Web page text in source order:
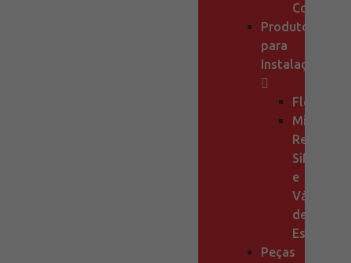
Consumo
Produtos
para
Instalações
Flexíveis
Mini
Registros,
Sifão
e
Válvula
de
Peças